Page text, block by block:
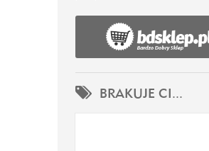
BRAKUJE CI...